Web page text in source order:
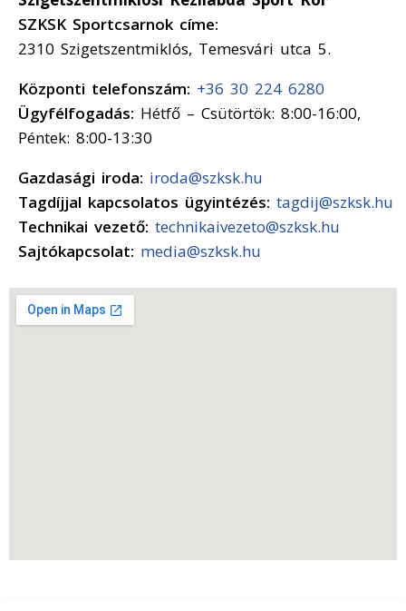
SZKSK Sportcsarnok címe:
2310 Szigetszentmiklós, Temesvári utca 5.
Központi telefonszám: +36 30 224 6280
Ügyfélfogadás: Hétfő – Csütörtök: 8:00-16:00,
Péntek: 8:00-13:30
Gazdasági iroda: iroda@szksk.hu
Tagdíjjal kapcsolatos ügyintézés: tagdij@szksk.hu
Technikai vezető: technikaivezeto@szksk.hu
Sajtókapcsolat: media@szksk.hu